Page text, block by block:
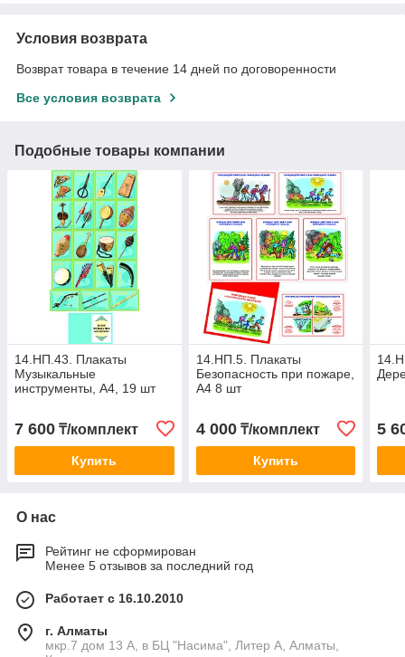
Условия возврата
Возврат товара в течение 14 дней по договоренности
Все условия возврата
Подобные товары компании
14.НП.43. Плакаты
Музыкальные
инструменты, А4, 19 шт
7 600 ₸/комплект
Купить
14.НП.5. Плакаты
Безопасность при пожаре,
А4 8 шт
4 000₸/комплект
Купить
5
О нас
Рейтинг не сформирован
Менее 5 отзывов за последний год
Работает с 16.10.2010
г. Алматы
мкр.7 дом 13 А, в БЦ "Насима", Литер А, Алматы,